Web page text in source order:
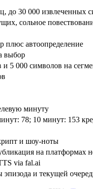
до 30 000 извлеченных
сольное
плюс автоопределение
выбор
и 5 000 символов на
минуту
78; 10 минут: 153
и шоу-ноты
на платформах
via fal.ai
эпизода и текущей